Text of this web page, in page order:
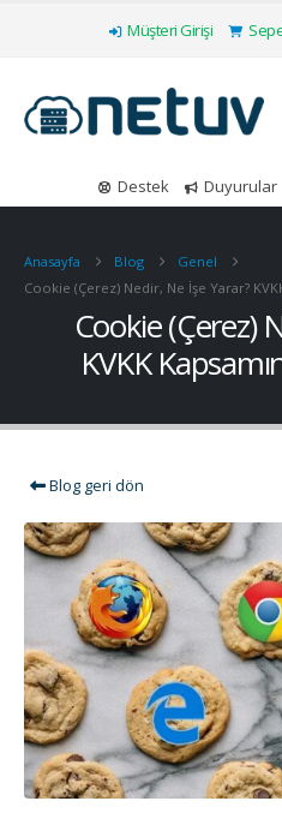
Müşteri Girişi
Destek Duyurular
Anasayfa Blog
Genel
Cookie (Çerez) Nedir, Ne İşe Yarar?
Cookie (Çerez)
KVKK
Blog geri dön